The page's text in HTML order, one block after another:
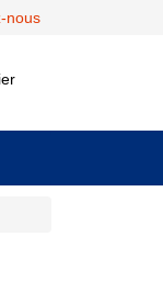
nous